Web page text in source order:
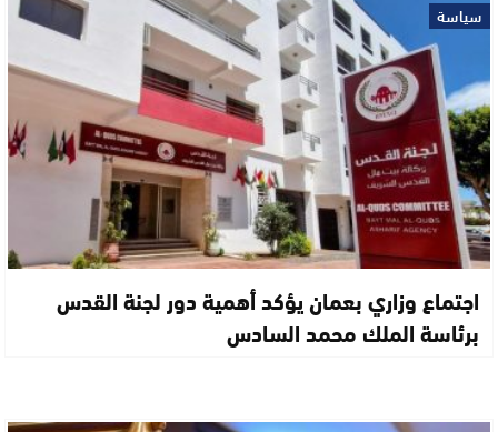
سياسة
اجتماع وزاري بعمان يؤكد أهمية دور لجنة القدس
برئاسة الملك محمد السادس